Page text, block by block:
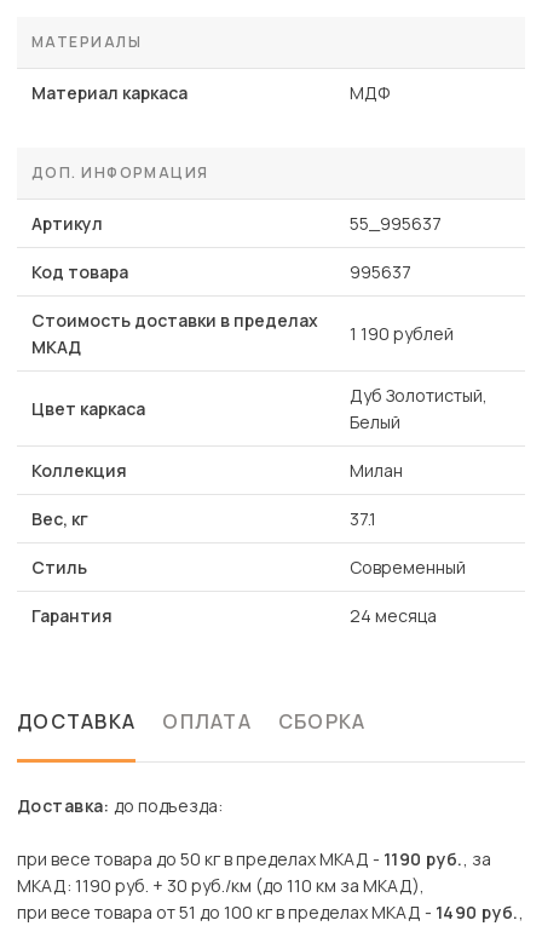
МАТЕРИАЛЫ
Материал каркаса МДФ
ДОП. ИНФОРМАЦИЯ
Артикул 55_995637
Код товара 995637
Стоимость доставки в пределах
МКАД
1 190 рублей
Цвет каркаса
Дуб Золотистый,
Белый
Коллекция Милан
Вес, кг 37.1
Стиль Современный
Гарантия 24 месяца
ДОСТАВКА ОПЛАТА СБОРКА
Доставка: до подъезда:
при весе товара до 50 кг в пределах МКАД - 1190 руб., за
МКАД: 1190 руб. + 30 руб./км (до 110 км за МКАД),
при весе товара от 51 до 100 кг в пределах МКАД - 1490 руб.,